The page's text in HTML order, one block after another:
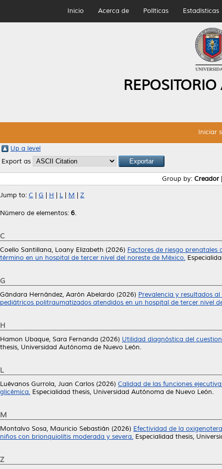
Inicio Acerca de Políticas Estadísticas
Iniciar
Up a level
Export as
Group by: Creador
Jump to: C G H L M Z
Número de elementos: 6.
C
Coello Santillana, Loany Elizabeth (2026) Factores de riesgo
término en un hospital de tercer nivel del noreste de México.
G
Gándara Hernández, Aarón Abelardo (2026) Prevalencia y resultados
pediátricos politraumatizados atendidos en un hospital de tercer nivel
H
Hamon Ubaque, Sara Fernanda (2026) Utilidad diagnóstica del
thesis, Universidad Autónoma de Nuevo León.
L
Luévanos Gurrola, Juan Carlos (2026) Calidad de las funciones
glicémica. Especialidad thesis, Universidad Autónoma de Nuevo León.
M
Montalvo Sosa, Mauricio Sebastián (2026) Efectividad de la
niños con brionquiolitis moderada y severa. Especialidad thesis,
Z